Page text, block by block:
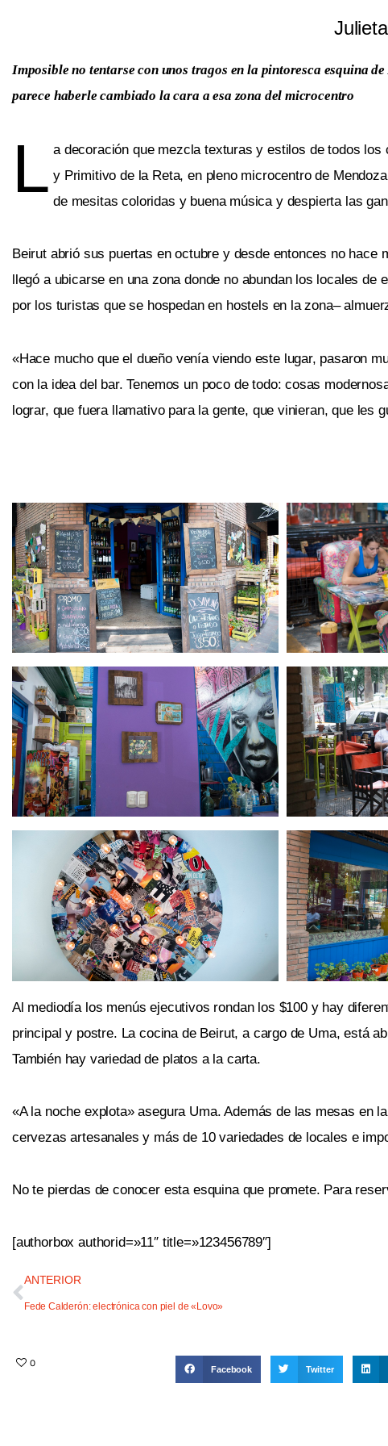
Imposible no tentarse con unos tragos en la pintoresca esquina
parece haberle cambiado la cara a esa zona del microcentro
L a decoración que mezcla texturas y estilos de todos
y Primitivo de la Reta, en pleno microcentro de
de mesitas coloridas y buena música y despierta las
Beirut abrió sus puertas en octubre y desde entonces no
llegó a ubicarse en una zona donde no abundan los locales
por los turistas que se hospedan en hostels en la zona–
«Hace mucho que el dueño venía viendo este lugar, pasaron
con la idea del bar. Tenemos un poco de todo: cosas
lograr, que fuera llamativo para la gente, que vinieran, que les
Al mediodía los menús ejecutivos rondan los $100 y hay
principal y postre. La cocina de Beirut, a cargo de Uma, está
También hay variedad de platos a la carta.
«A la noche explota» asegura Uma. Además de las mesas en
cervezas artesanales y más de 10 variedades de locales e
No te pierdas de conocer esta esquina que promete. Para
[authorbox authorid=»11″ title=»123456789″]
ANTERIOR
Fede Calderón: electrónica con piel de «Lovo»
0
Facebook Twitter